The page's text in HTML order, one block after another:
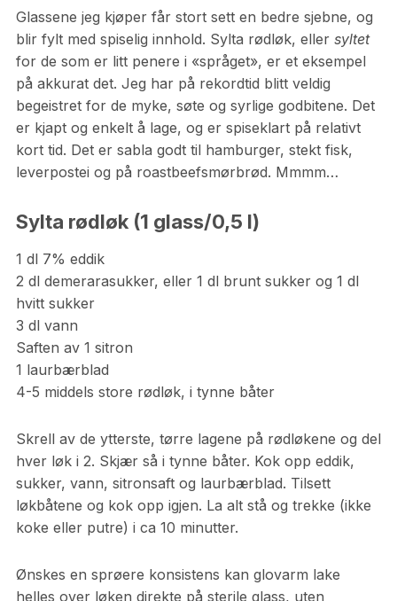
Glassene jeg kjøper får stort sett en bedre sjebne, og
blir fylt med spiselig innhold. Sylta rødløk, eller syltet
for de som er litt penere i «språget», er et eksempel
på akkurat det. Jeg har på rekordtid blitt veldig
begeistret for de myke, søte og syrlige godbitene. Det
er kjapt og enkelt å lage, og er spiseklart på relativt
kort tid. Det er sabla godt til hamburger, stekt fisk,
leverpostei og på roastbeefsmørbrød. Mmmm…
Sylta rødløk (1 glass/0,5 l)
1 dl 7% eddik
2 dl demerarasukker, eller 1 dl brunt sukker og 1 dl
hvitt sukker
3 dl vann
Saften av 1 sitron
1 laurbærblad
4-5 middels store rødløk, i tynne båter
Skrell av de ytterste, tørre lagene på rødløkene og del
hver løk i 2. Skjær så i tynne båter. Kok opp eddik,
sukker, vann, sitronsaft og laurbærblad. Tilsett
løkbåtene og kok opp igjen. La alt stå og trekke (ikke
koke eller putre) i ca 10 minutter.
Ønskes en sprøere konsistens kan glovarm lake
helles over løken direkte på sterile glass, uten